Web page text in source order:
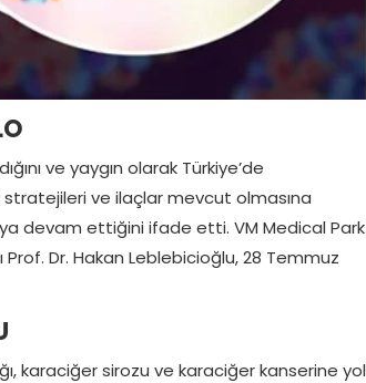
ve yaygın olarak Türkiye’de
stratejileri ve ilaçlar mevcut olmasına
devam ettiğini ifade etti. VM Medical Park
Dr. Hakan Leblebicioğlu, 28 Temmuz
karaciğer sirozu ve karaciğer kanserine yol